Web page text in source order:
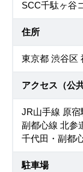
SCC千駄ヶ谷
住所
東京都 渋谷区
アクセス（公
JR山手線 原
副都心線 北参
千代田・副都
駐車場